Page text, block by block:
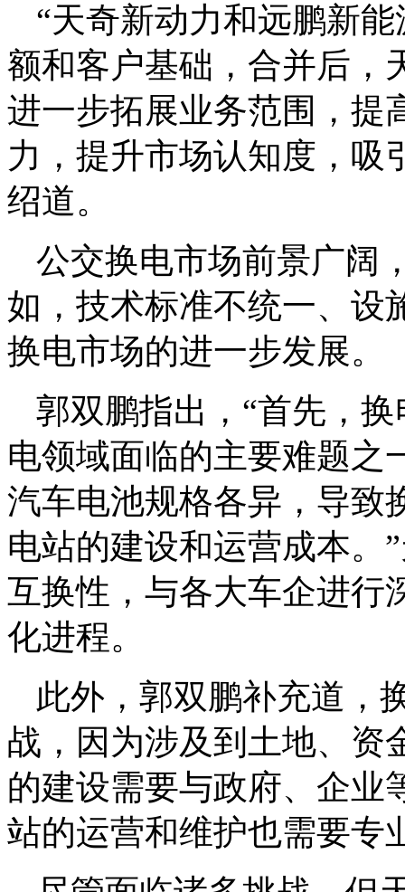
“‌天奇新动力和远鹏新
额和客户基础，合并后，
进一步拓展业务范围，提
力，提升市场认知度，吸
绍道。
公交换电市场前景广阔
如，技术标准不统一、设
换电市场的进一步发展。
郭双鹏指出，“首先，
电领域面临的主要难题之
汽车电池规格各异，导致
电站的建设和运营成本。
互换性，与各大车企进行
化进程。
此外，郭双鹏补充道，
战，因为涉及到土地、资
的建设需要与政府、企业
站的运营和维护也需要专